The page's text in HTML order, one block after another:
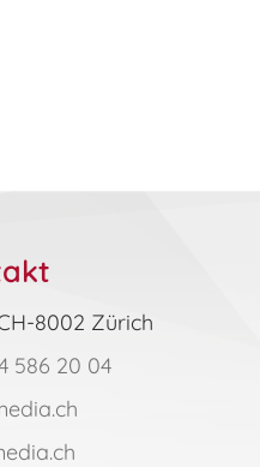
8002 Zürich
586 20 04